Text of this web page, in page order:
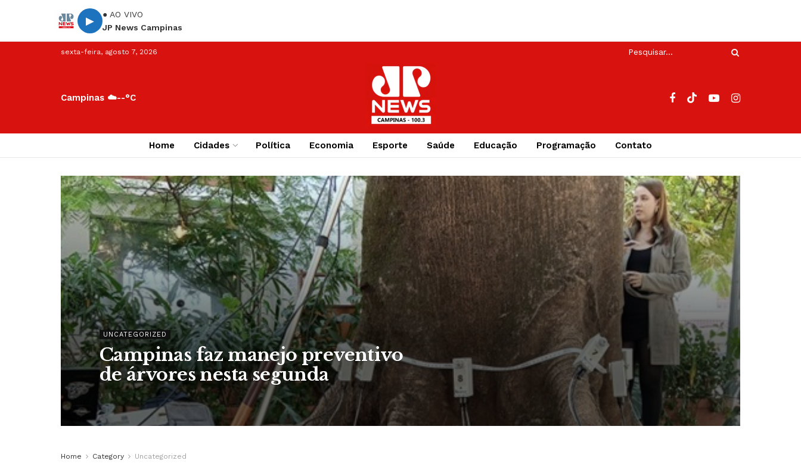
▶
● AO VIVO
JP News Campinas
sexta-feira, agosto 7, 2026
Campinas ☁️--°C
Home Cidades Política Economia Esporte Saúde Educação Programação Contato
UNCATEGORIZED
Campinas faz manejo preventivo
de árvores nesta segunda
Home Category Uncategorized